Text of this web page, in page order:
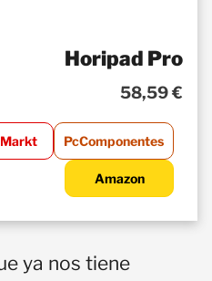
Horipad Pro
58,59 €
PcComponentes
Amazon
ya nos tiene